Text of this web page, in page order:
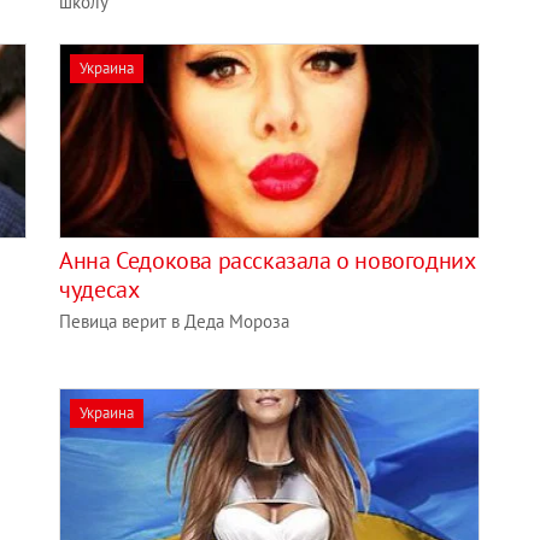
Украина
Анна Седокова рассказала о новогодних
чудесах
Певица верит в Деда Мороза
Украина